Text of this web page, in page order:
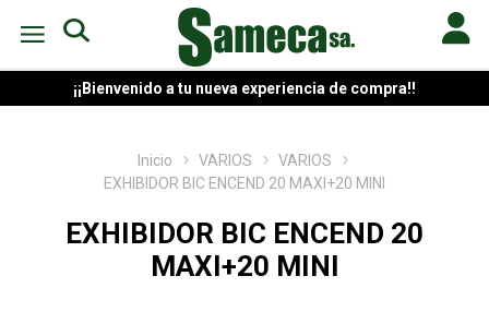
¡¡Bienvenido a tu nueva experiencia de compra!!
Inicio VARIOS
VARIOS
EXHIBIDOR BIC ENCEND 20 MAXI+20 MINI
EXHIBIDOR BIC ENCEND 20
MAXI+20 MINI